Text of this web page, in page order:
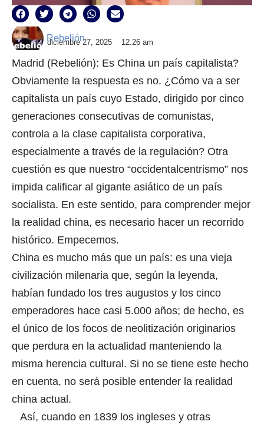
Rebelión
diciembre 27, 2025 12:26 am
Madrid (Rebelión): Es China un país capitalista?
Obviamente la respuesta es no. ¿Cómo va a ser
capitalista un país cuyo Estado, dirigido por cinco
generaciones consecutivas de comunistas,
controla a la clase capitalista corporativa,
especialmente a través de la regulación? Otra
cuestión es que nuestro “occidentalcentrismo” nos
impida calificar al gigante asiático de un país
socialista. En este sentido, para comprender mejor
la realidad china, es necesario hacer un recorrido
histórico. Empecemos.
China es mucho más que un país: es una vieja
civilización milenaria que, según la leyenda,
habían fundado los tres augustos y los cinco
emperadores hace casi 5.000 años; de hecho, es
el único de los focos de neolitización originarios
que perdura en la actualidad manteniendo la
misma herencia cultural. Si no se tiene este hecho
en cuenta, no será posible entender la realidad
china actual.
Así, cuando en 1839 los ingleses y otras